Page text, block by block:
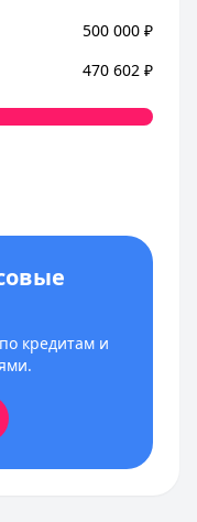
500 000 ₽
470 602 ₽
кредитам и